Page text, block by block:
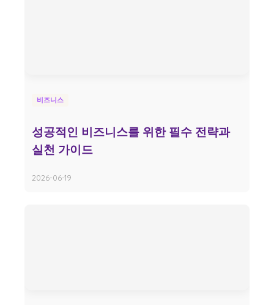
비즈니스
성공적인 비즈니스를 위한 필수 전략과
실천 가이드
2026-06-19